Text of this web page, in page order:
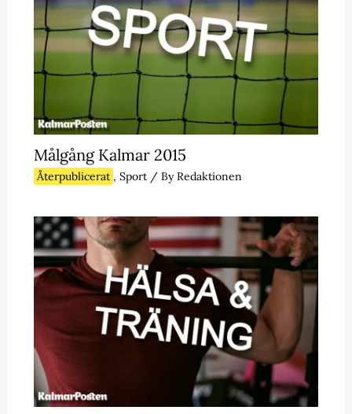
Målgång Kalmar 2015
Återpublicerat , Sport/ ByRedaktionen